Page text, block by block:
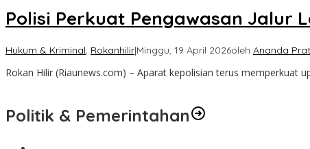
Polisi Perkuat Pengawasan Jalur
Hukum & Kriminal, Rokanhilir|Minggu, 19 April 2026oleh Ananda
Rokan Hilir (Riaunews.com) – Aparat kepolisian terus memperkuat
Politik & Pemerintahan